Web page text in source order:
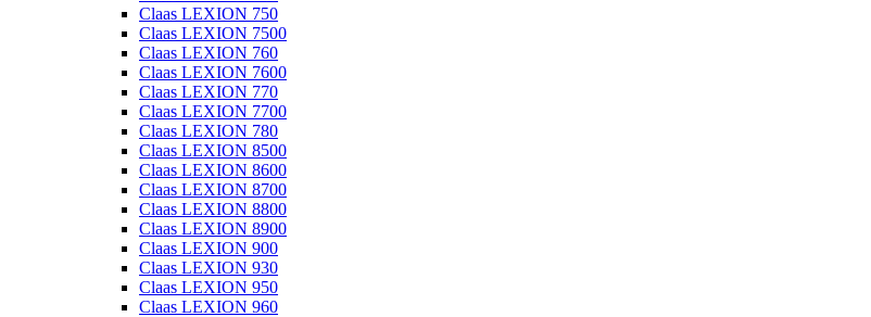
Claas LEXION 750
Claas LEXION 7500
Claas LEXION 760
Claas LEXION 7600
Claas LEXION 770
Claas LEXION 7700
Claas LEXION 780
Claas LEXION 8500
Claas LEXION 8600
Claas LEXION 8700
Claas LEXION 8800
Claas LEXION 8900
Claas LEXION 900
Claas LEXION 930
Claas LEXION 950
Claas LEXION 960